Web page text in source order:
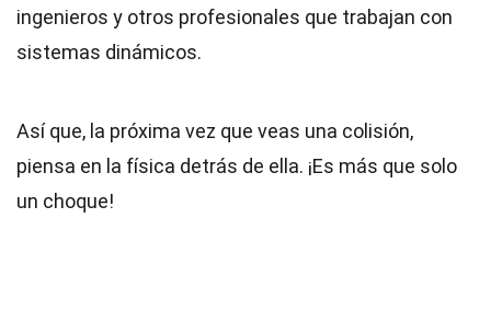
ingenieros y otros profesionales que trabajan con
sistemas dinámicos.
Así que, la próxima vez que veas una colisión,
piensa en la física detrás de ella. ¡Es más que solo
un choque!